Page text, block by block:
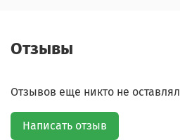
Отзывы
Отзывов еще никто не оставлял
Написать отзыв